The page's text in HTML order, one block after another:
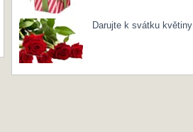
Darujte k svátku květiny